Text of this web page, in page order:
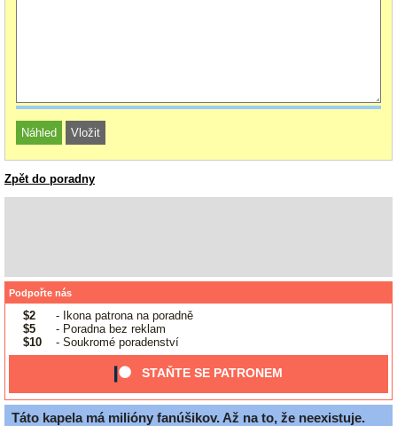
Zpět do poradny
Podpořte nás
$2
- Ikona patrona na poradně
$5
- Poradna bez reklam
$10
- Soukromé poradenství
STAŇTE SE PATRONEM
Táto kapela má milióny fanúšikov. Až na to, že neexistuje.